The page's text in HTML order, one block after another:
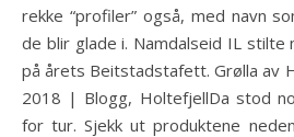
rekke “profiler” også, med navn
de blir glade i. Namdalseid IL
på årets Beitstadstafett. Grølla av
2018 | Blogg, HoltefjellDa stod
for tur. Sjekk ut produktene